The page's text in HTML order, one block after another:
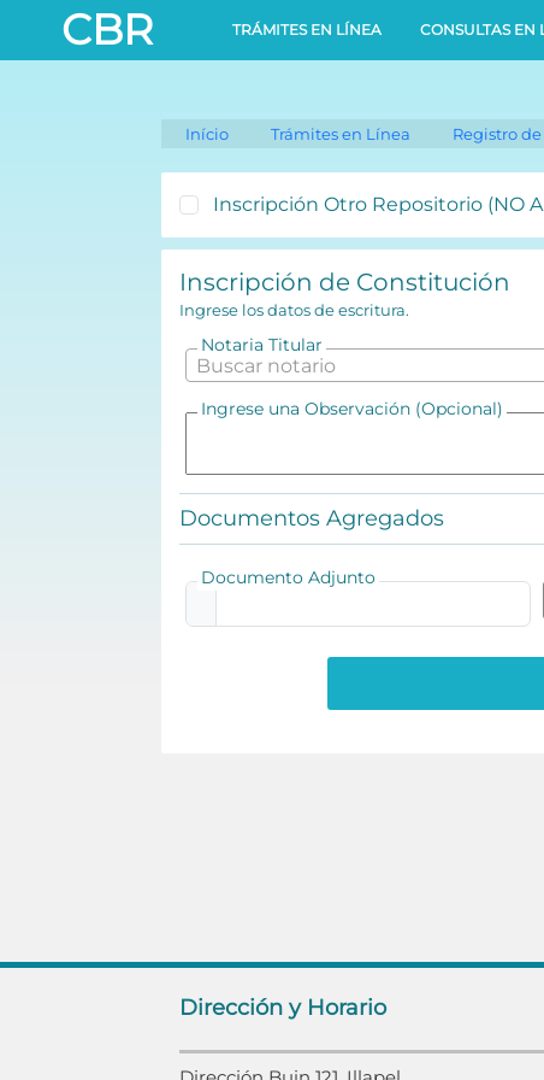
CBR TRÁMITES EN LÍNEA CONSULTAS EN
824bda15a1a3a09a617c5f3897bf811c
Início Trámites en Línea Registro
Inscripción Otro Repositorio (NO
Inscripción de Constitución
Ingrese los datos de escritura.
Notaria Titular
Buscar notario
Ingrese una Observación (Opcional)
Documentos Agregados
Documento Adjunto
Dirección y Horario